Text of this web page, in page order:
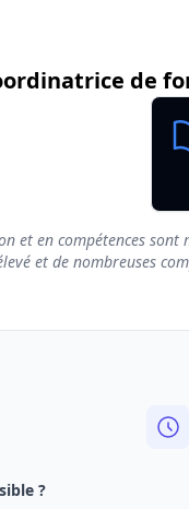
de
et en compétences
et de nombreuses
?